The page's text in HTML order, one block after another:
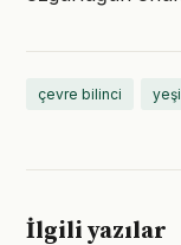
çevre bilinci
İlgili yazılar